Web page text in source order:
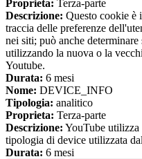
Proprieta: Terza-parte
Descrizione: Questo cookie è
traccia delle preferenze
nei siti; può anche
utilizzando la nuova o la
Youtube.
Durata: 6 mesi
Nome: DEVICE_INFO
Tipologia: analitico
Proprieta: Terza-parte
Descrizione: YouTube utilizza
tipologia di device utilizzata
Durata: 6 mesi